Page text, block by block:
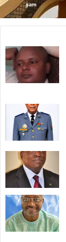
sam